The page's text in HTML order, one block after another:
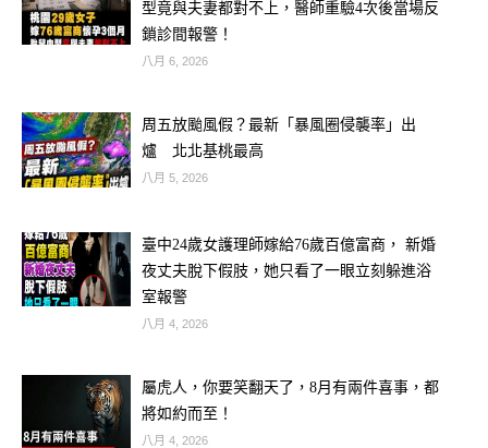
🐄 屬牛：穩中帶旺，財庫悄悄升級
型竟與夫妻都對不上，醫師重驗4次後當場反
鎖診間報警！
八月 6, 2026
周五放颱風假？最新「暴風圈侵襲率」出
爐 北北基桃最高
八月 5, 2026
臺中24歲女護理師嫁給76歲百億富商， 新婚
夜丈夫脫下假肢，她只看了一眼立刻躲進浴
室報警
八月 4, 2026
屬虎人，你要笑翻天了，8月有兩件喜事，都
將如約而至！
八月 4, 2026